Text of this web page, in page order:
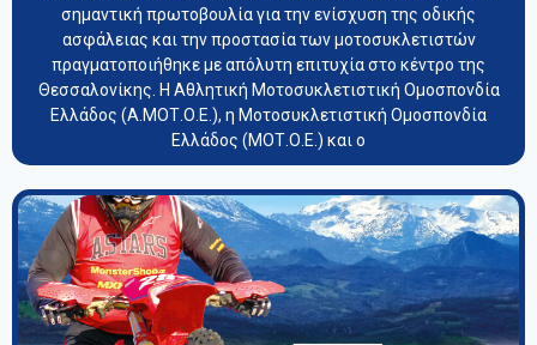
σημαντική πρωτοβουλία για την ενίσχυση της οδικής
ασφάλειας και την προστασία των μοτοσυκλετιστών
πραγματοποιήθηκε με απόλυτη επιτυχία στο κέντρο της
Θεσσαλονίκης. Η Αθλητική Μοτοσυκλετιστική Ομοσπονδία
Ελλάδος (Α.ΜΟΤ.Ο.Ε.), η Μοτοσυκλετιστική Ομοσπονδία
Ελλάδος (ΜΟΤ.Ο.Ε.) και ο